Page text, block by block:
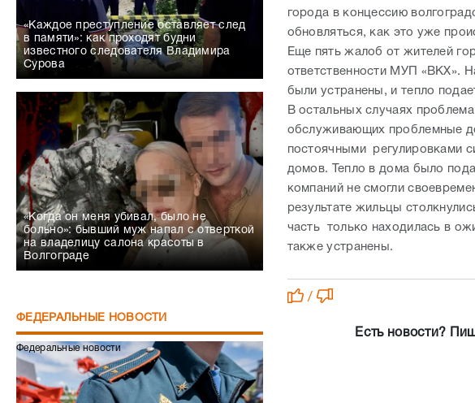
«Каждое преступление оставляет след
в памяти»: как проходят будни
известного следователя Владимира
Сурова
«Когда он меня убивал, было не
больно»: бывший муж напал с отверткой
на владелицу салона красоты в
Волгограде
ФЕДЕРАЛЬНЫЕ НОВОСТИ
Федеральные новости
города в концессию
обновляться, как это уже
Еще пять жалоб от жителей
ответственности МУП «ВКХ».
были устранены, и тепло
В остальных случаях
обслуживающих проблемные
постоячными регулировками
домов. Тепло в дома было
компаний не смогли
результате жильцы
часть только находилась в
также устранены.
/
Есть новости?